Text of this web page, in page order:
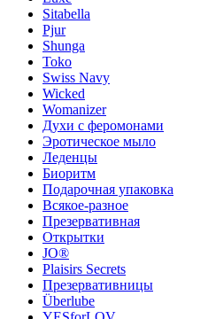
Sitabella
Pjur
Shunga
Toko
Swiss Navy
Wicked
Womanizer
Духи с феромонами
Эротическое мыло
Леденцы
Биоритм
Подарочная упаковка
Всякое-разное
Презервативная
Открытки
JO®
Plaisirs Secrets
Презервативницы
Überlube